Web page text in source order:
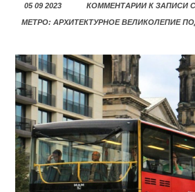
05 09 2023 КОММЕНТАРИИ К ЗАПИСИ
МЕТРО: АРХИТЕКТУРНОЕ ВЕЛИКОЛЕПИЕ